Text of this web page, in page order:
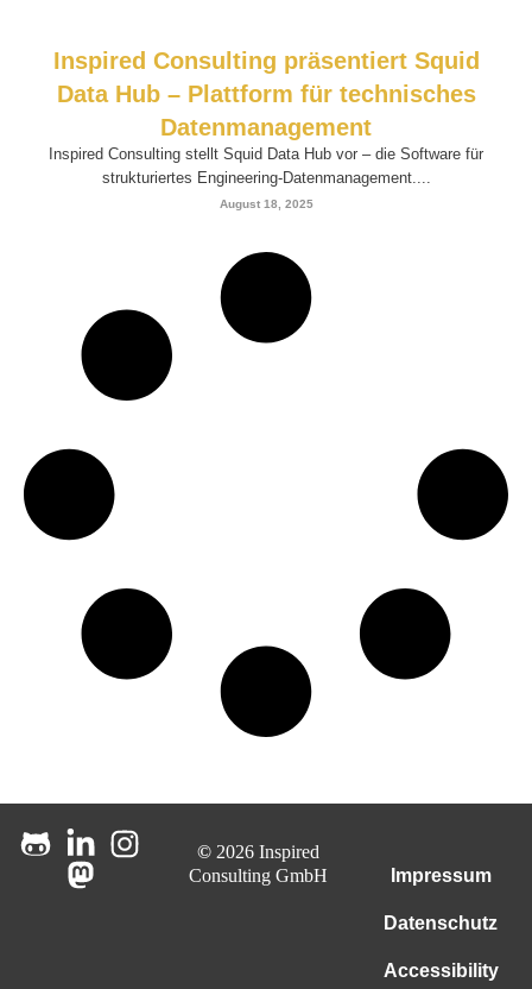
Inspired Consulting präsentiert Squid
Data Hub – Plattform für technisches
Datenmanagement
Inspired Consulting stellt Squid Data Hub vor – die Software für
strukturiertes Engineering-Datenmanagement....
August 18, 2025
©2026 Inspired
Consulting GmbH
Impressum
Datenschutz
Accessibility